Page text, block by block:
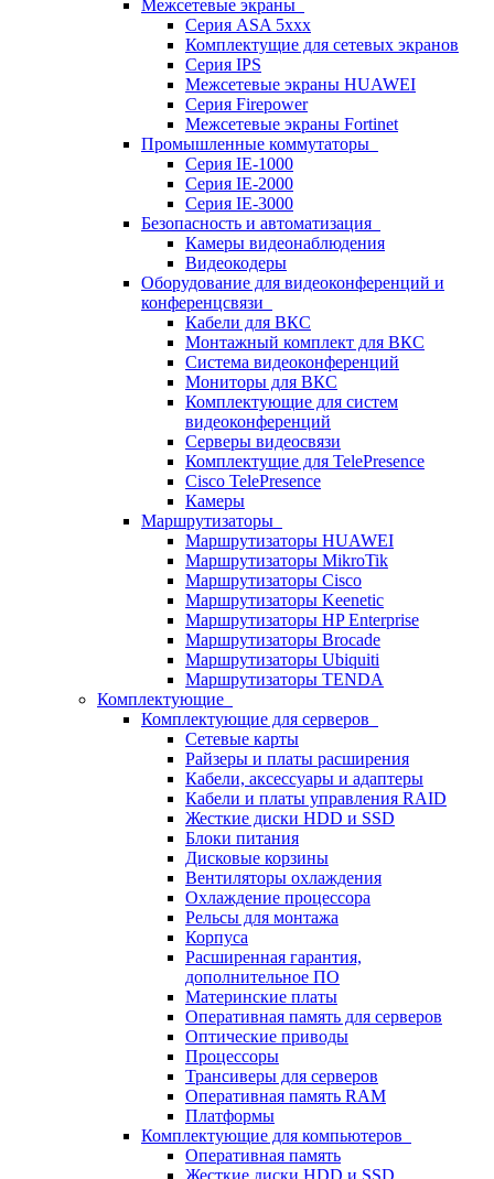
Межсетевые экраны
Серия ASA 5xxx
Комплектущие для сетевых экранов
Серия IPS
Межсетевые экраны HUAWEI
Серия Firepower
Межсетевые экраны Fortinet
Промышленные коммутаторы
Серия IE-1000
Серия IE-2000
Серия IE-3000
Безопасность и автоматизация
Камеры видеонаблюдения
Видеокодеры
Оборудование для видеоконференций и
конференцсвязи
Кабели для ВКС
Монтажный комплект для ВКС
Система видеоконференций
Мониторы для ВКС
Комплектующие для систем
видеоконференций
Серверы видеосвязи
Комплектущие для TelePresence
Cisco TelePresence
Камеры
Маршрутизаторы
Маршрутизаторы HUAWEI
Маршрутизаторы MikroTik
Маршрутизаторы Cisco
Маршрутизаторы Keenetic
Маршрутизаторы HP Enterprise
Маршрутизаторы Brocade
Маршрутизаторы Ubiquiti
Маршрутизаторы TENDA
Комплектующие
Комплектующие для серверов
Сетевые карты
Райзеры и платы расширения
Кабели, аксессуары и адаптеры
Кабели и платы управления RAID
Жесткие диски HDD и SSD
Блоки питания
Дисковые корзины
Вентиляторы охлаждения
Охлаждение процессора
Рельсы для монтажа
Корпуса
Расширенная гарантия,
дополнительное ПО
Материнские платы
Оперативная память для серверов
Оптические приводы
Процессоры
Трансиверы для серверов
Оперативная память RAM
Платформы
Комплектующие для компьютеров
Оперативная память
Жесткие диски HDD и SSD